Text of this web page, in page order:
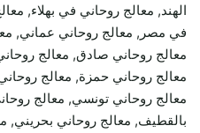
الهند, معالج روحاني في بهلاء,
في مصر, معالج روحاني عماني,
معالج روحاني صادق, معالج
معالج روحاني حمزة, معالج
معالج روحاني تونسي, معالج
بالقطيف, معالج روحاني بحريني,